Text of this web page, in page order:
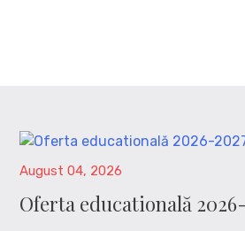
August 04, 2026
Oferta educatională